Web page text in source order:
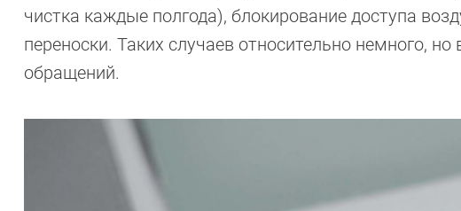
чистка каждые полгода), блокирование доступа
переноски. Таких случаев относительно немного,
обращений.